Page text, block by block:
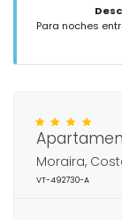
Para noches
Moraira,
VT-492730-A